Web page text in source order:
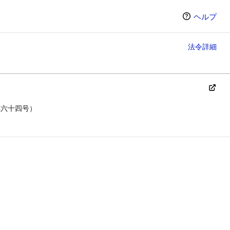
ヘルプ
法令詳細
十四号）
（選択すると条文の表示方法が変わります）